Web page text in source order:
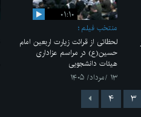
۰۱:۱۰
منتخب فیلم
لحظاتی از قرائت زیارت اربعین امام
حسین(ع) در مراسم عزاداری
هیئات دانشجویی
۱۳ /مرداد/ ۱۴۰۵
۳ ۴